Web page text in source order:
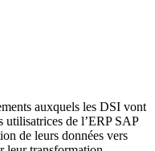
auxquels les DSI vont
utilisatrices de l’ERP SAP
de leurs données vers